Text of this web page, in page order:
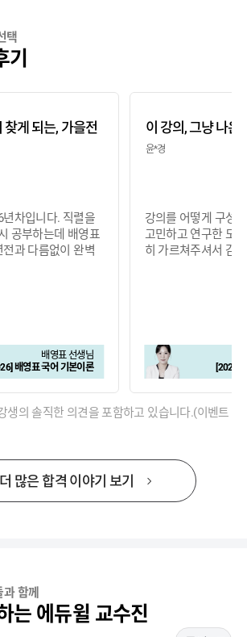
택
기
찾게 되는, 가을전
차입니다. 직렬을
공부하는데 배영표
과 다름없이 완벽
배영표 선생님
배영표 국어 기본이론
이 강의, 그냥 나온
윤*경
강의를 어떻게 구성
고민하고 연구한 모
히 가르쳐주셔서 감
[2026]
생의 솔직한 의견을 포함하고 있습니다.(이벤트
더 많은 합격 이야기 보기
함께
는 에듀윌 교수진